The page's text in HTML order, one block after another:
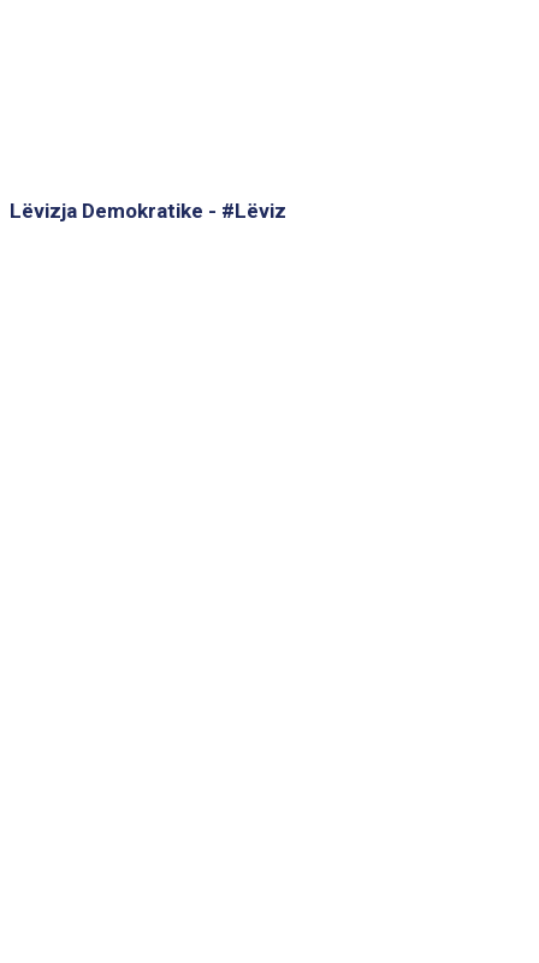
Lëvizja Demokratike - #Lëviz